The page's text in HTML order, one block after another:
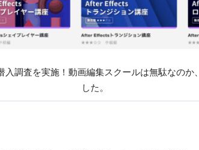
入調査を実施！動画編集スクールは無駄なのか
した。